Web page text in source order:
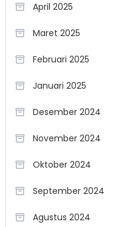
April 2025
Maret 2025
Februari 2025
Januari 2025
Desember 2024
November 2024
Oktober 2024
September 2024
Agustus 2024